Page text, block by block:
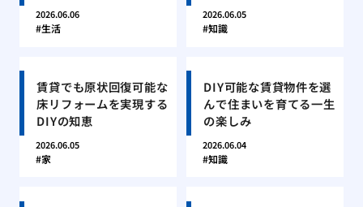
2026.06.06
生活
2026.06.05
知識
賃貸でも原状回復可能な
床リフォームを実現する
DIYの知恵
2026.06.05
家
DIY可能な賃貸物件を選
んで住まいを育てる一生
の楽しみ
2026.06.04
知識